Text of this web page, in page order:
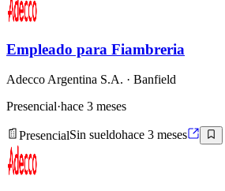
Empleado para Fiambreria
Adecco Argentina S.A. · Banfield
Presencial·hace 3 meses
PresencialSin sueldohace 3 meses